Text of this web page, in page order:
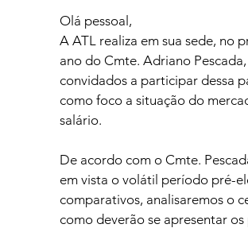
Olá pessoal,
A ATL realiza em sua sede, no
ano do Cmte. Adriano
convidados a participar dessa
como foco a situação do
salário.
De acordo com o Cmte.
em vista o volátil período pré-
comparativos, analisaremos o
como deverão se apresentar